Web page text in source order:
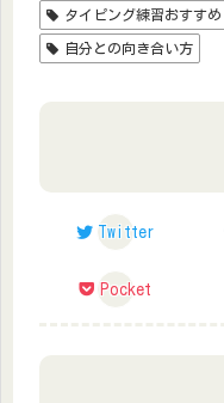
タイピング練習おすすめ
自分との向き合い方
Twitter
Pocket